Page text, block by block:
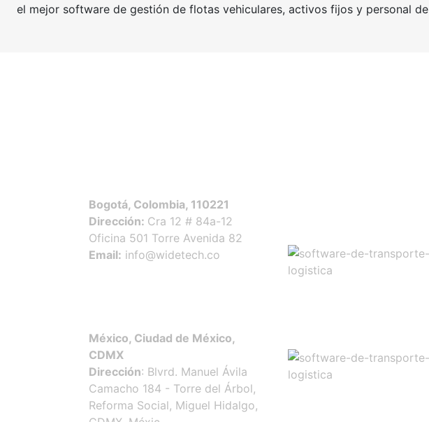
el mejor software de gestión de flotas vehiculares, activos fijos y personal
Bogotá, Colombia, 110221
Dirección: Cra 12 # 84a-12
Oficina 501 Torre Avenida 82
Email: info@widetech.co
México, Ciudad de México,
CDMX
Dirección: Blvrd. Manuel Ávila
Camacho 184 - Torre del Árbol,
Reforma Social, Miguel Hidalgo,